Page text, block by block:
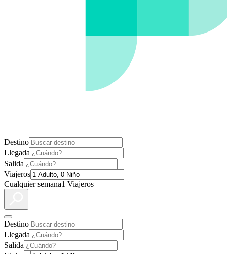
Destino
Llegada
Salida
Viajeros
Cualquier semana1 Viajeros
Destino
Llegada
Salida